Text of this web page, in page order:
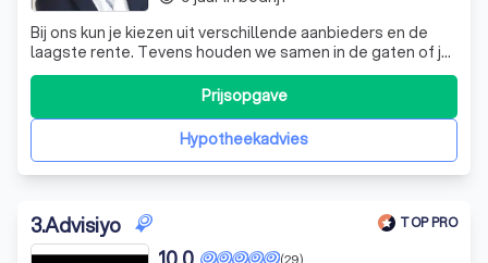
Bij ons kun je kiezen uit verschillende aanbieders en de
laagste rente. Tevens houden we samen in de gaten of je
nog goed zit met je hypotheek en of de rente tussentijds
Hypotheekadvies
Prijsopgave
3.Advisiyo TOP PRO
(29)